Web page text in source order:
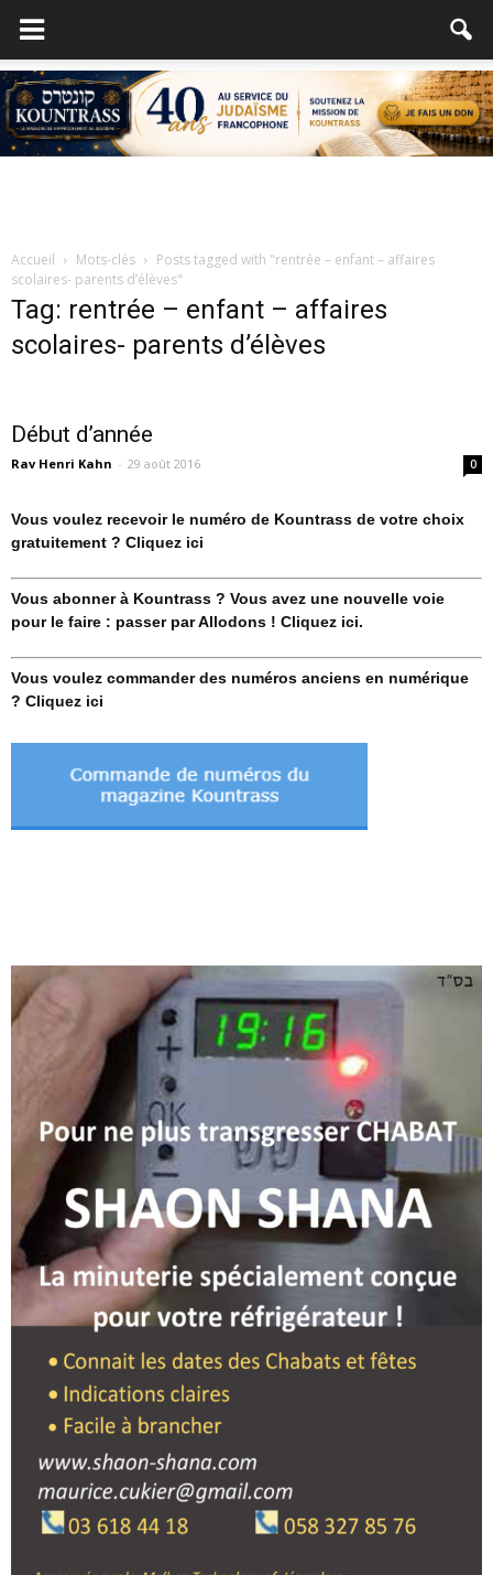
Accueil Mots-clés
Posts tagged with "rentrée – enfant – affaires
scolaires- parents d’élèves"
Tag: rentrée – enfant – affaires
scolaires- parents d’élèves
Début d’année
Rav Henri Kahn - 29 août 2016 0
Vous voulez recevoir le numéro de Kountrass de votre choix
gratuitement ? Cliquez ici
Vous abonner à Kountrass ? Vous avez une nouvelle voie
pour le faire : passer par Allodons ! Cliquez ici.
Vous voulez commander des numéros anciens en numérique
? Cliquez ici